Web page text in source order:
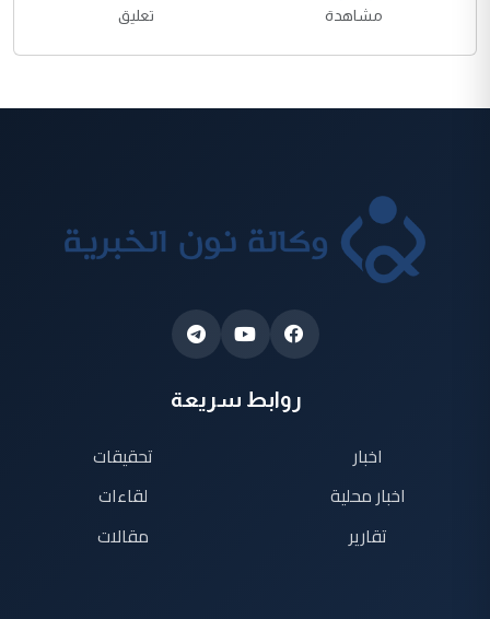
مشاهدة تعليق
روابط سريعة
اخبار
اخبار محلية
تقارير
تحقيقات
لقاءات
مقالات